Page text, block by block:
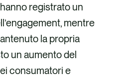
hanno registrato un
mentre
la propria
un aumento del
consumatori e